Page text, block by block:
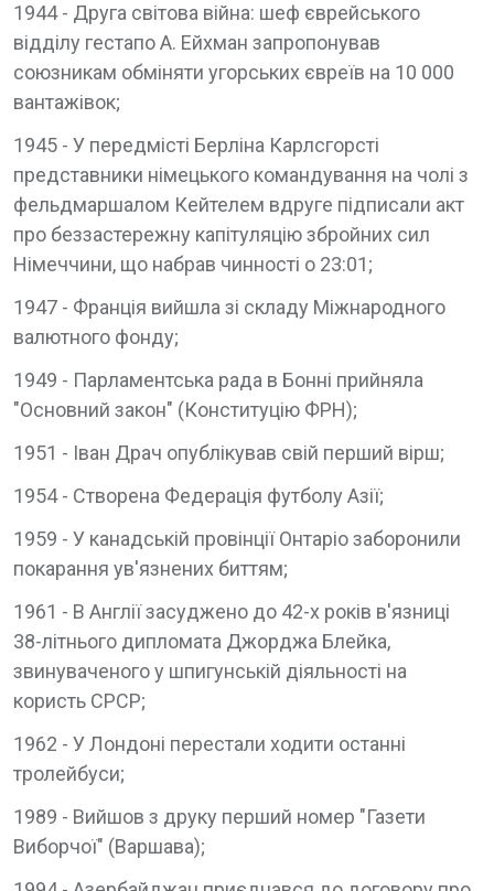
1944 - Друга світова війна: шеф єврейського
відділу гестапо А. Ейхман запропонував
союзникам обміняти угорських євреїв на 10 000
вантажівок;
1945 - У передмісті Берліна Карлсгорсті
представники німецького командування на чолі з
фельдмаршалом Кейтелем вдруге підписали акт
про беззастережну капітуляцію збройних сил
Німеччини, що набрав чинності о 23:01;
1947 - Франція вийшла зі складу Міжнародного
валютного фонду;
1949 - Парламентська рада в Бонні прийняла
"Основний закон" (Конституцію ФРН);
1951 - Іван Драч опублікував свій перший вірш;
1954 - Створена Федерація футболу Азії;
1959 - У канадській провінції Онтаріо заборонили
покарання ув'язнених биттям;
1961 - В Англії засуджено до 42-х років в'язниці
38-літнього дипломата Джорджа Блейка,
звинуваченого у шпигунській діяльності на
користь СРСР;
1962 - У Лондоні перестали ходити останні
тролейбуси;
1989 - Вийшов з друку перший номер "Газети
Виборчої" (Варшава);